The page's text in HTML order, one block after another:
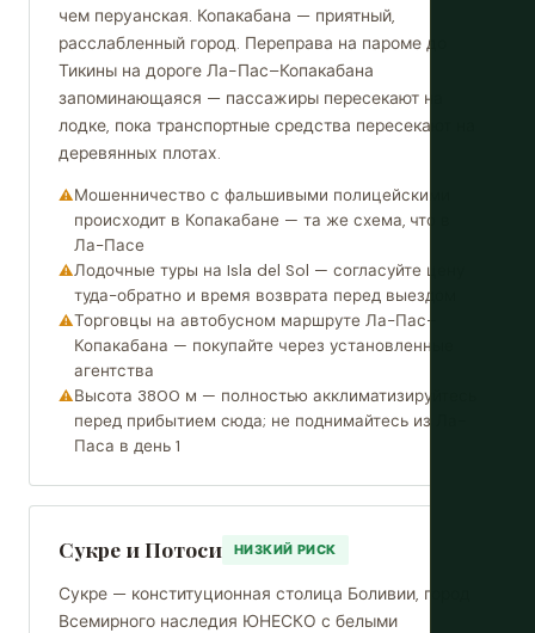
чем перуанская. Копакабана — приятный,
расслабленный город. Переправа на пароме до
Тикины на дороге Ла-Пас–Копакабана
запоминающаяся — пассажиры пересекают на
лодке, пока транспортные средства пересекают на
деревянных плотах.
Мошенничество с фальшивыми полицейскими
происходит в Копакабане — та же схема, что в
Ла-Пасе
Лодочные туры на Isla del Sol — согласуйте цену
туда-обратно и время возврата перед выездом
Торговцы на автобусном маршруте Ла-Пас–
Копакабана — покупайте через установленные
агентства
Высота 3800 м — полностью акклиматизируйтесь
перед прибытием сюда; не поднимайтесь из Ла-
Паса в день 1
Сукре и Потоси НИЗКИЙ РИСК
Сукре — конституционная столица Боливии, город
Всемирного наследия ЮНЕСКО с белыми